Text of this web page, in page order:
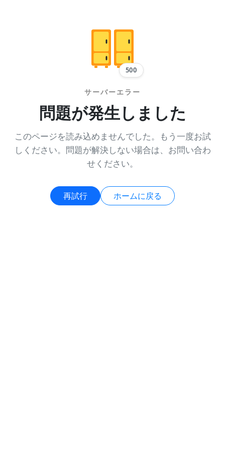
500
サーバーエラー
問題が発生しました
このページを読み込めませんでした。もう一度お試
しください。問題が解決しない場合は、お問い合わ
せください。
再試行 ホームに戻る